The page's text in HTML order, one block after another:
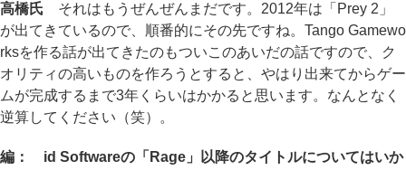
高橋氏 それはもうぜんぜんまだです。2012年は「Prey 2」
が出てきているので、順番的にその先ですね。Tango Gamewo
rksを作る話が出てきたのもついこのあいだの話ですので、ク
オリティの高いものを作ろうとすると、やはり出来てからゲー
ムが完成するまで3年くらいはかかると思います。なんとなく
逆算してください（笑）。
編： id Softwareの「Rage」以降のタイトルについてはいか